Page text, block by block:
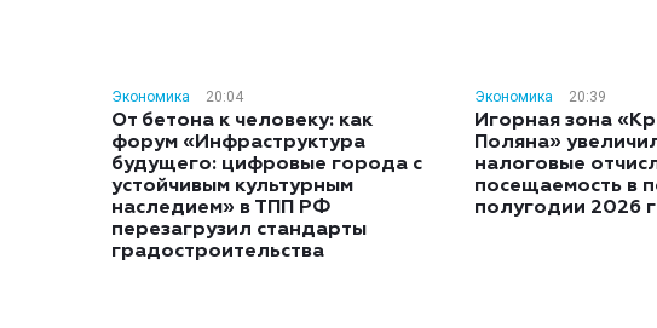
Экономика 20:04
От бетона к человеку: как
форум «Инфраструктура
будущего: цифровые города с
устойчивым культурным
наследием» в ТПП РФ
перезагрузил стандарты
градостроительства
Экономика 20:39
Игорная зона
Поляна»
налоговые
посещаемость в
полугодии 2026